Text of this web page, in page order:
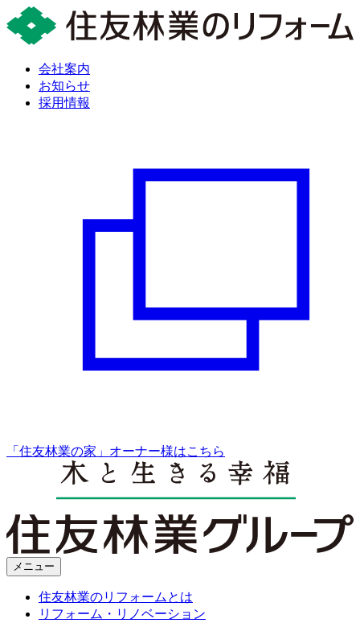
会社案内
お知らせ
採用情報
「住友林業の家」オーナー様はこちら
メニュー
住友林業のリフォームとは
リフォーム・リノベーション